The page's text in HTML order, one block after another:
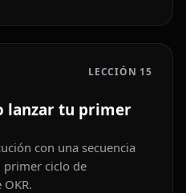
LECCIÓN 15
lanzar tu primer
con una secuencia
ciclo de